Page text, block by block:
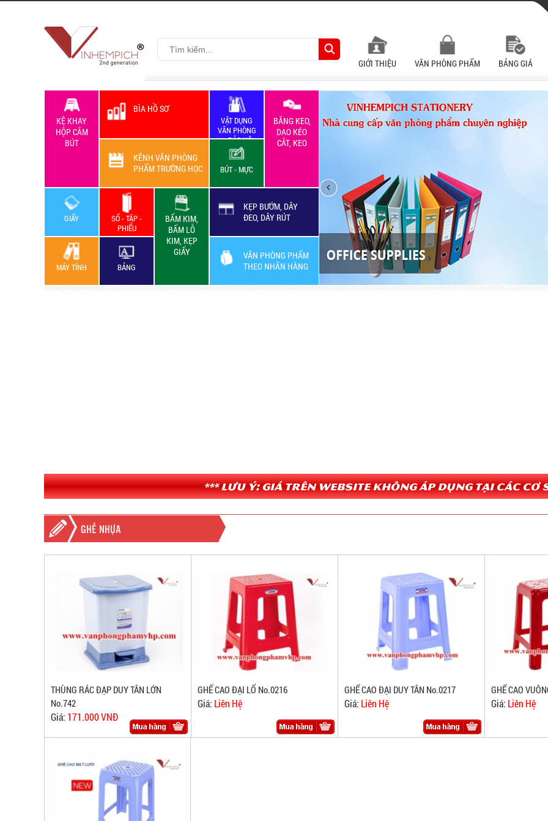
GIỚI THIỆU VĂN PHÒNG PHẨM BẢNG GIÁ
KỆ KHAY
HỘP CẮM
BÚT
BÌA HỒ SƠ
VẬT DỤNG
VĂN PHÒNG
+ BẢO HỘ
LAO ĐỘNG
BĂNG KEO,
DAO KÉO
CẮT, KEO
KÊNH VĂN PHÒNG
PHẨM TRƯỜNG HỌC
BÚT - MỰC
GIẤY
SỔ - TẬP -
PHIẾU
BẤM KIM,
BẤM LỖ
KIM, KẸP
GIẤY
KẸP BƯỚM, DÂY
ĐEO, DÂY RÚT
VĂN PHÒNG PHẨM
THEO NHÃN HÀNG
MÁY TÍNH BẢNG
*** Lưu ý: Giá trên website không áp dụng tại các cơ
GHẾ NHỰA
THÙNG RÁC ĐẠP DUY TÂN LỚN
No.742
Giá: 171.000 VNĐ
GHẾ CAO ĐẠI LỔ No.0216
Giá: Liên Hệ
GHẾ CAO ĐẠI DUY TÂN No.0217
Giá: Liên Hệ
GHẾ CAO
Giá: Liên Hệ